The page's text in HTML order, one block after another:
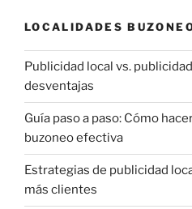
LOCALIDADES
Publicidad local vs.
desventajas
Guía paso a paso: Cómo
buzoneo efectiva
Estrategias de publicidad
más clientes